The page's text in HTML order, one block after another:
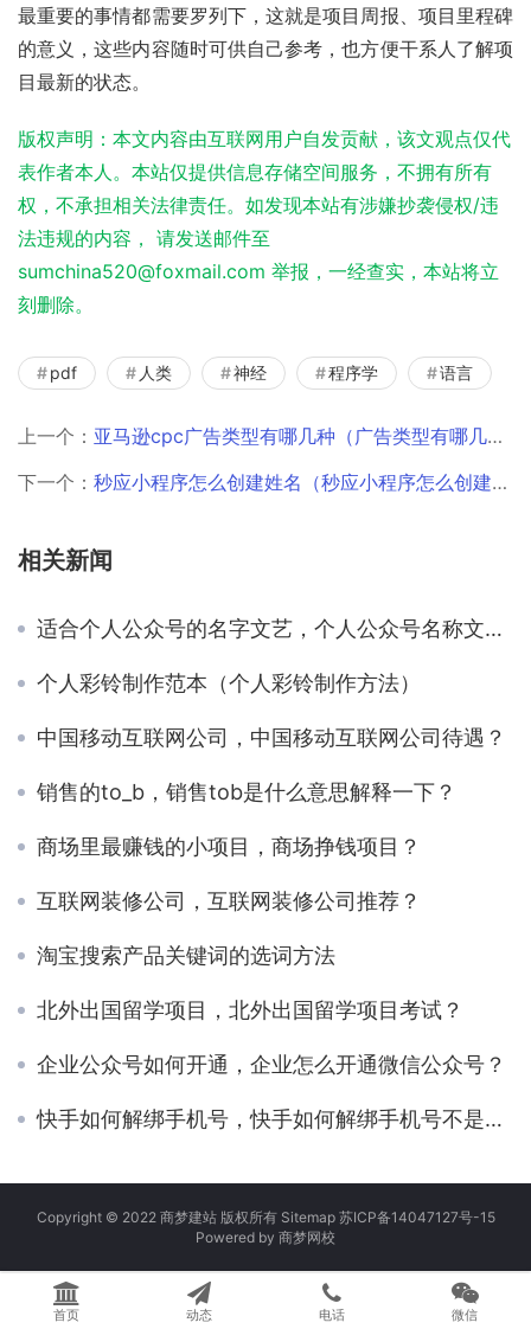
最重要的事情都需要罗列下，这就是项目周报、项目里程碑
的意义，这些内容随时可供自己参考，也方便干系人了解项
目最新的状态。
版权声明：本文内容由互联网用户自发贡献，该文观点仅代
表作者本人。本站仅提供信息存储空间服务，不拥有所有
权，不承担相关法律责任。如发现本站有涉嫌抄袭侵权/违
法违规的内容， 请发送邮件至
sumchina520@foxmail.com 举报，一经查实，本站将立
刻删除。
pdf 人类 神经 程序学 语言
上一个： 亚马逊cpc广告类型有哪几种（广告类型有哪几种图片）
下一个： 秒应小程序怎么创建姓名（秒应小程序怎么创建视频）
相关新闻
适合个人公众号的名字文艺，个人公众号名称文艺？
个人彩铃制作范本（个人彩铃制作方法）
中国移动互联网公司，中国移动互联网公司待遇？
销售的to_b，销售tob是什么意思解释一下？
商场里最赚钱的小项目，商场挣钱项目？
互联网装修公司，互联网装修公司推荐？
淘宝搜索产品关键词的选词方法
北外出国留学项目，北外出国留学项目考试？
企业公众号如何开通，企业怎么开通微信公众号？
快手如何解绑手机号，快手如何解绑手机号不是更换？
Copyright © 2022 商梦建站 版权所有 Sitemap 苏ICP备14047127号-15
Powered by 商梦网校
首页 动态 电话 微信